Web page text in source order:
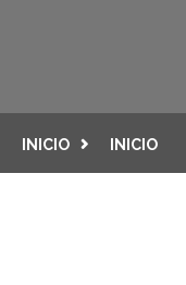
INICIO INICIO